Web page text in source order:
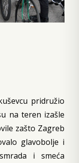
pridružio
na teren izašle
zašto Zagreb
glavobolje i
i smeća